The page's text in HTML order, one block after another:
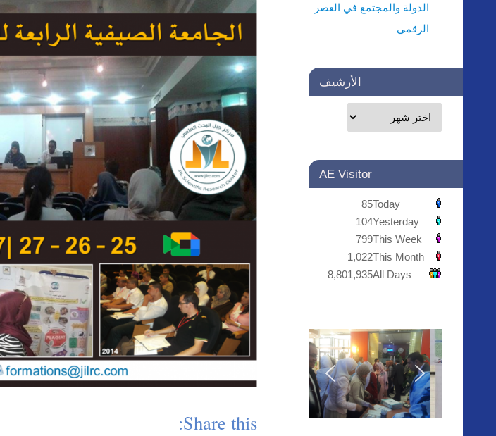
Share this:
الدولة والمجتمع في العصر
الرقمي
الأرشيف
AE Visitor
Today
85
Yesterday
104
This Week
799
This Month
1,022
All Days
8,801,935